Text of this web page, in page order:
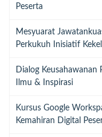
Peserta
Mesyuarat
Perkukuh Inisiatif
Dialog Keusahawanan
Ilmu & Inspirasi
Kursus Google
Kemahiran Digital